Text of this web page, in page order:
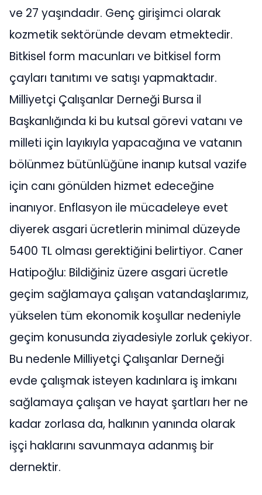
ve 27 yaşındadır. Genç girişimci olarak
kozmetik sektöründe devam etmektedir.
Bitkisel form macunları ve bitkisel form
çayları tanıtımı ve satışı yapmaktadır.
Milliyetçi Çalışanlar Derneği Bursa il
Başkanlığında ki bu kutsal görevi vatanı ve
milleti için layıkıyla yapacağına ve vatanın
bölünmez bütünlüğüne inanıp kutsal vazife
için canı gönülden hizmet edeceğine
inanıyor. Enflasyon ile mücadeleye evet
diyerek asgari ücretlerin minimal düzeyde
5400 TL olması gerektiğini belirtiyor. Caner
Hatipoğlu: Bildiğiniz üzere asgari ücretle
geçim sağlamaya çalışan vatandaşlarımız,
yükselen tüm ekonomik koşullar nedeniyle
geçim konusunda ziyadesiyle zorluk çekiyor.
Bu nedenle Milliyetçi Çalışanlar Derneği
evde çalışmak isteyen kadınlara iş imkanı
sağlamaya çalışan ve hayat şartları her ne
kadar zorlasa da, halkının yanında olarak
işçi haklarını savunmaya adanmış bir
dernektir.